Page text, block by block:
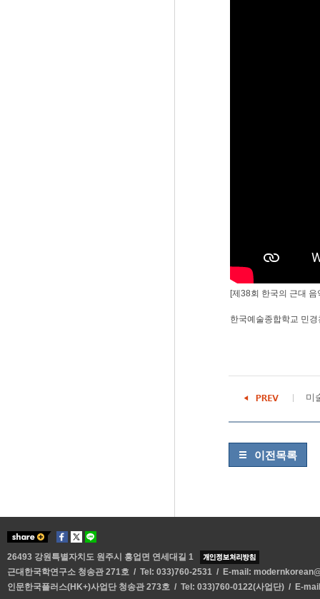
[제38회 한국의 근대
한국예술종합학교 민경
미
이전목록
26493 강원특별자치도 원주시 흥업면 연세대길 1
근대한국학연구소 청송관 271호 / Tel: 033)760-2531 / E-mail:
인문한국플러스(HK+)사업단 청송관 273호 / Tel: 033)760-0122(사업단) / E-